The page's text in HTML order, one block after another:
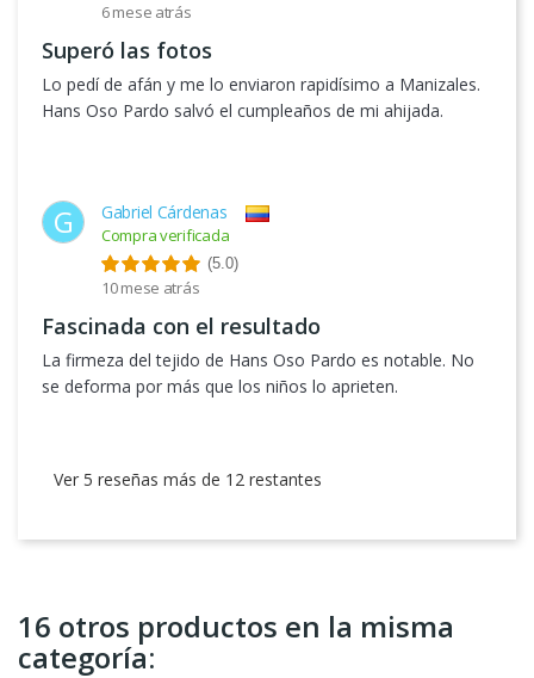
6 mese atrás
Superó las fotos
Lo pedí de afán y me lo enviaron rapidísimo a Manizales.
Hans Oso Pardo salvó el cumpleaños de mi ahijada.
G Gabriel Cárdenas
Compra verificada
(5.0)
10 mese atrás
Fascinada con el resultado
La firmeza del tejido de Hans Oso Pardo es notable. No
se deforma por más que los niños lo aprieten.
Ver 5 reseñas más de 12 restantes
16 otros productos en la misma
categoría: